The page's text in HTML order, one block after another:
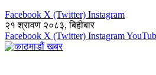
Facebook X (Twitter) Instagram
२१ श्रावण २०८३, बिहीबार
Facebook X (Twitter) Instagram